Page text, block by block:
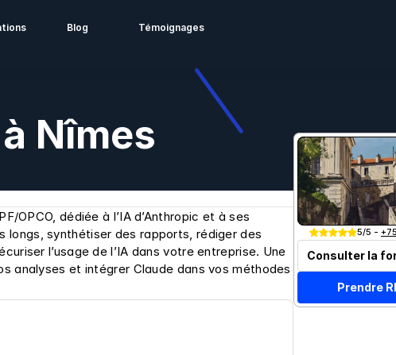
Nîmes
OPCO, dédiée à l’IA d’Anthropic et à ses
longs, synthétiser des rapports, rédiger des
l’usage de l’IA dans votre entreprise. Une
analyses et intégrer Claude dans vos méthodes
Join 15k+
5/5 -
Consulter la
Prendre
Blog Témoignages